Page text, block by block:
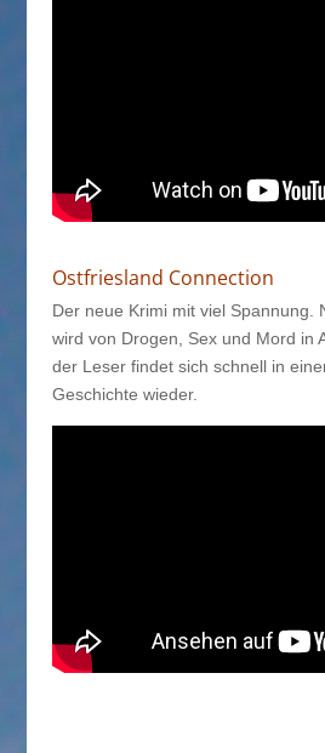
Ostfriesland Connection
Der neue Krimi mit viel Spannung.
wird von Drogen, Sex und Mord in
der Leser findet sich schnell in
Geschichte wieder.